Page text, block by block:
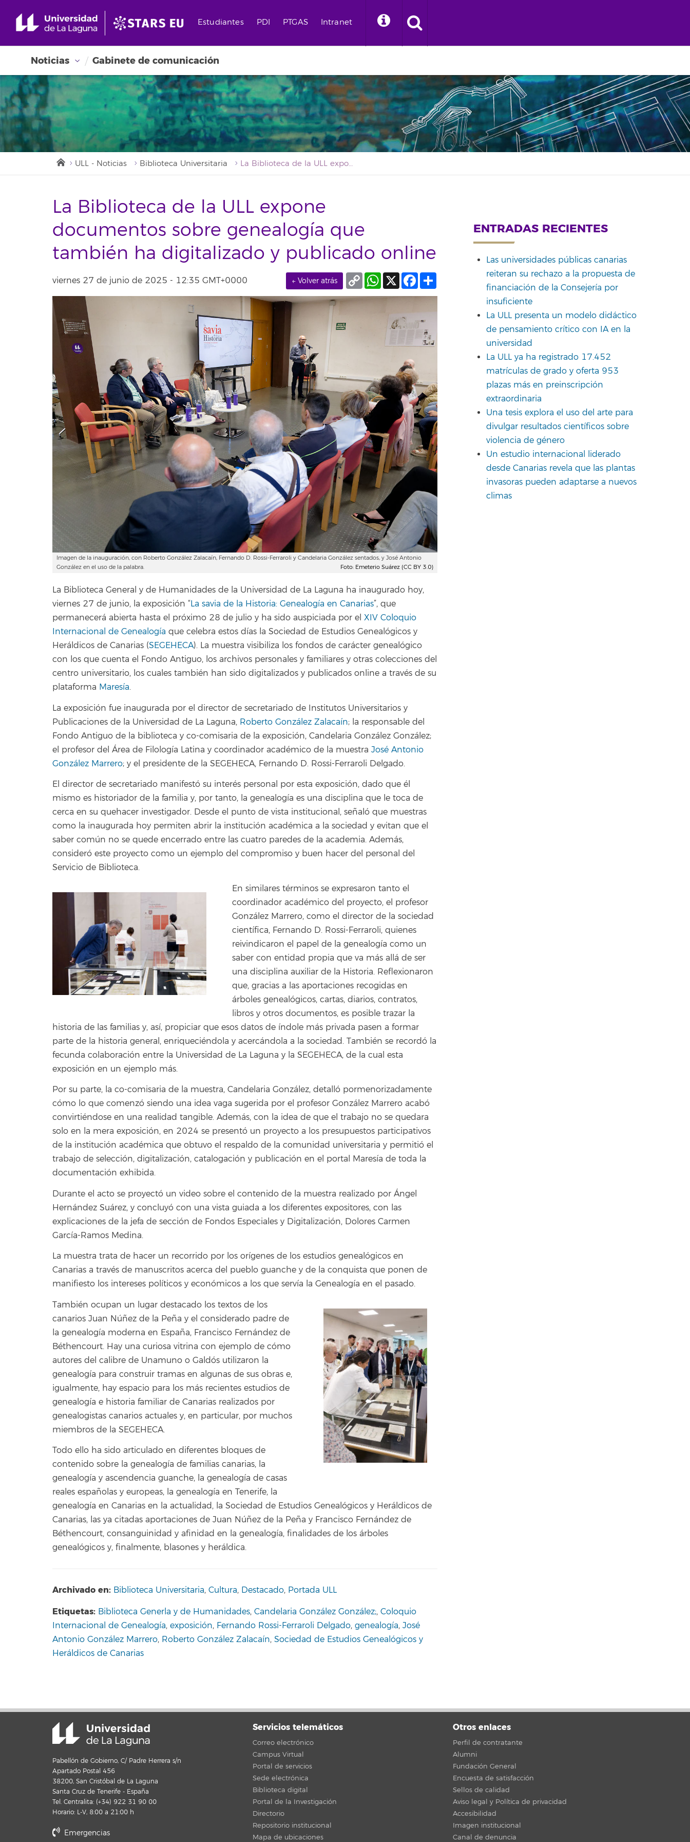
Estudiantes PDI PTGAS Intranet
Noticias Gabinete de comunicación
ULL - Noticias Biblioteca Universitaria La Biblioteca de la ULL expone documentos sobre genealogía que también ha digitalizado y publicado online
La Biblioteca de la ULL expone
documentos sobre genealogía que
también ha digitalizado y publicado online
viernes 27 de junio de 2025 - 12:35 GMT+0000 ← Volver atrás Facebook
X
WhatsApp
Copy
Link
Imagen de la inauguración, con Roberto González Zalacaín, Fernando D. Rossi-Ferraroli y Candelaria González sentados, y José Antonio
González en el uso de la palabra.
Foto: Emeterio Suárez (CC BY 3.0)
La Biblioteca General y de Humanidades de la Universidad de La Laguna ha inaugurado hoy,
viernes 27 de junio, la exposición “La savia de la Historia: Genealogía en Canarias”, que
permanecerá abierta hasta el próximo 28 de julio y ha sido auspiciada por el XIV Coloquio
Internacional de Genealogía que celebra estos días la Sociedad de Estudios Genealógicos y
Heráldicos de Canarias (SEGEHECA). La muestra visibiliza los fondos de carácter genealógico
con los que cuenta el Fondo Antiguo, los archivos personales y familiares y otras colecciones del
centro universitario, los cuales también han sido digitalizados y publicados online a través de su
plataforma Maresía.
La exposición fue inaugurada por el director de secretariado de Institutos Universitarios y
Publicaciones de la Universidad de La Laguna, Roberto González Zalacaín; la responsable del
Fondo Antiguo de la biblioteca y co-comisaria de la exposición, Candelaria González González;
el profesor del Área de Filología Latina y coordinador académico de la muestra José Antonio
González Marrero; y el presidente de la SEGEHECA, Fernando D. Rossi-Ferraroli Delgado.
El director de secretariado manifestó su interés personal por esta exposición, dado que él
mismo es historiador de la familia y, por tanto, la genealogía es una disciplina que le toca de
cerca en su quehacer investigador. Desde el punto de vista institucional, señaló que muestras
como la inaugurada hoy permiten abrir la institución académica a la sociedad y evitan que el
saber común no se quede encerrado entre las cuatro paredes de la academia. Además,
consideró este proyecto como un ejemplo del compromiso y buen hacer del personal del
Servicio de Biblioteca.
En similares términos se expresaron tanto el
coordinador académico del proyecto, el profesor
González Marrero, como el director de la sociedad
científica, Fernando D. Rossi-Ferraroli, quienes
reivindicaron el papel de la genealogía como un
saber con entidad propia que va más allá de ser
una disciplina auxiliar de la Historia. Reflexionaron
que, gracias a las aportaciones recogidas en
árboles genealógicos, cartas, diarios, contratos,
libros y otros documentos, es posible trazar la
historia de las familias y, así, propiciar que esos datos de índole más privada pasen a formar
parte de la historia general, enriqueciéndola y acercándola a la sociedad. También se recordó la
fecunda colaboración entre la Universidad de La Laguna y la SEGEHECA, de la cual esta
exposición en un ejemplo más.
Por su parte, la co-comisaria de la muestra, Candelaria González, detalló pormenorizadamente
cómo lo que comenzó siendo una idea vaga sugerida por el profesor González Marrero acabó
convirtiéndose en una realidad tangible. Además, con la idea de que el trabajo no se quedara
solo en la mera exposición, en 2024 se presentó un proyecto a los presupuestos participativos
de la institución académica que obtuvo el respaldo de la comunidad universitaria y permitió el
trabajo de selección, digitalización, catalogación y publicación en el portal Maresía de toda la
documentación exhibida.
Durante el acto se proyectó un video sobre el contenido de la muestra realizado por Ángel
Hernández Suárez, y concluyó con una vista guiada a los diferentes expositores, con las
explicaciones de la jefa de sección de Fondos Especiales y Digitalización, Dolores Carmen
García-Ramos Medina.
La muestra trata de hacer un recorrido por los orígenes de los estudios genealógicos en
Canarias a través de manuscritos acerca del pueblo guanche y de la conquista que ponen de
manifiesto los intereses políticos y económicos a los que servía la Genealogía en el pasado.
También ocupan un lugar destacado los textos de los
canarios Juan Núñez de la Peña y el considerado padre de
la genealogía moderna en España, Francisco Fernández de
Béthencourt. Hay una curiosa vitrina con ejemplo de cómo
autores del calibre de Unamuno o Galdós utilizaron la
genealogía para construir tramas en algunas de sus obras e,
igualmente, hay espacio para los más recientes estudios de
genealogía e historia familiar de Canarias realizados por
genealogistas canarios actuales y, en particular, por muchos
miembros de la SEGEHECA.
Todo ello ha sido articulado en diferentes bloques de
contenido sobre la genealogía de familias canarias, la
genealogía y ascendencia guanche, la genealogía de casas
reales españolas y europeas, la genealogía en Tenerife, la
genealogía en Canarias en la actualidad, la Sociedad de Estudios Genealógicos y Heráldicos de
Canarias, las ya citadas aportaciones de Juan Núñez de la Peña y Francisco Fernández de
Béthencourt, consanguinidad y afinidad en la genealogía, finalidades de los árboles
genealógicos y, finalmente, blasones y heráldica.
Archivado en: Biblioteca Universitaria, Cultura, Destacado, Portada ULL
Etiquetas: Biblioteca Generla y de Humanidades, Candelaria González González;, Coloquio
Internacional de Genealogía, exposición, Fernando Rossi-Ferraroli Delgado, genealogía, José
Antonio González Marrero, Roberto González Zalacaín, Sociedad de Estudios Genealógicos y
Heráldicos de Canarias
ENTRADAS RECIENTES
Las universidades públicas canarias
reiteran su rechazo a la propuesta de
financiación de la Consejería por
insuficiente
La ULL presenta un modelo didáctico
de pensamiento crítico con IA en la
universidad
La ULL ya ha registrado 17.452
matrículas de grado y oferta 953
plazas más en preinscripción
extraordinaria
Una tesis explora el uso del arte para
divulgar resultados científicos sobre
violencia de género
Un estudio internacional liderado
desde Canarias revela que las plantas
invasoras pueden adaptarse a nuevos
climas
Pabellón de Gobierno, C/ Padre Herrera s/n
Apartado Postal 456
38200, San Cristóbal de La Laguna
Santa Cruz de Tenerife - España
Tel. Centralita: (+34) 922 31 90 00
Horario: L-V, 8:00 a 21:00 h
Emergencias
Servicios telemáticos
Correo electrónico
Campus Virtual
Portal de servicios
Sede electrónica
Biblioteca digital
Portal de la Investigación
Directorio
Repositorio institucional
Mapa de ubicaciones
Otros enlaces
Perfil de contratante
Alumni
Fundación General
Encuesta de satisfacción
Sellos de calidad
Aviso legal y Política de privacidad
Accesibilidad
Imagen institucional
Canal de denuncia